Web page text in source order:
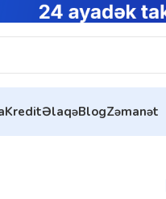
KreditƏlaqəBlogZəmanət